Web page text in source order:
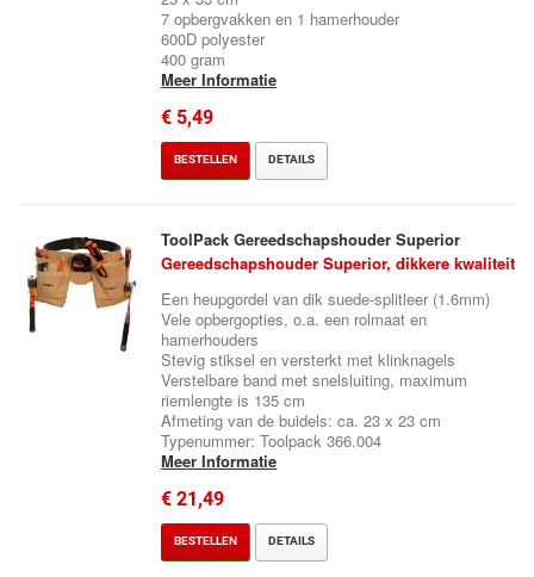
7 opbergvakken en 1 hamerhouder
600D polyester
400 gram
Meer Informatie
€ 5,49
BESTELLEN DETAILS
ToolPack Gereedschapshouder Superior
Gereedschapshouder Superior, dikkere kwaliteit
Een heupgordel van dik suede-splitleer (1.6mm)
Vele opbergopties, o.a. een rolmaat en
hamerhouders
Stevig stiksel en versterkt met klinknagels
Verstelbare band met snelsluiting, maximum
riemlengte is 135 cm
Afmeting van de buidels: ca. 23 x 23 cm
Typenummer: Toolpack 366.004
Meer Informatie
€ 21,49
BESTELLEN DETAILS